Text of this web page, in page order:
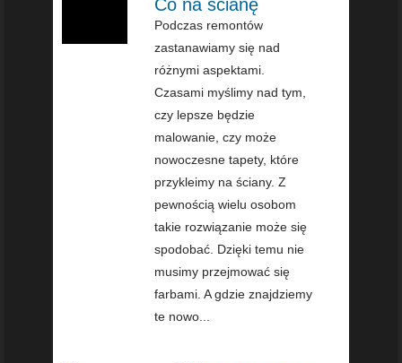
Co na ścianę
Podczas remontów
zastanawiamy się nad
różnymi aspektami.
Czasami myślimy nad tym,
czy lepsze będzie
malowanie, czy może
nowoczesne tapety, które
przykleimy na ściany. Z
pewnością wielu osobom
takie rozwiązanie może się
spodobać. Dzięki temu nie
musimy przejmować się
farbami. A gdzie znajdziemy
te nowo...